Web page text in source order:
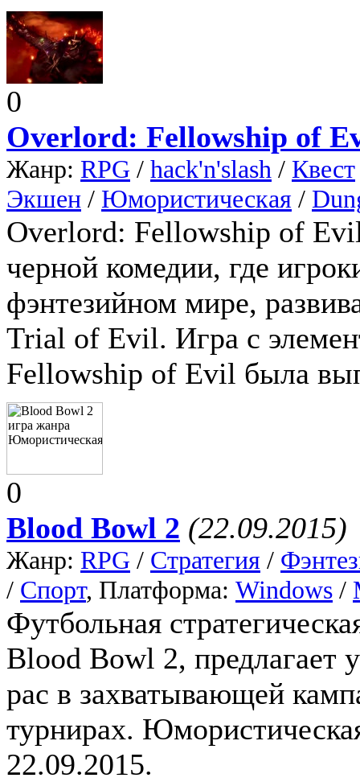
0
Overlord: Fellowship of
Жанр: RPG / hack'n'slash / Квест
Экшен / Юмористическая /
Overlord: Fellowship of
черной комедии, где
фэнтезийном мире,
Trial of Evil. Игра с
Fellowship of Evil была
0
Blood Bowl 2 (22.09.2015)
Жанр: RPG / Стратегия /
/ Спорт, Платформа: Windows /
Футбольная
Blood Bowl 2, предлагает
рас в захватывающей
турнирах.
22.09.2015.